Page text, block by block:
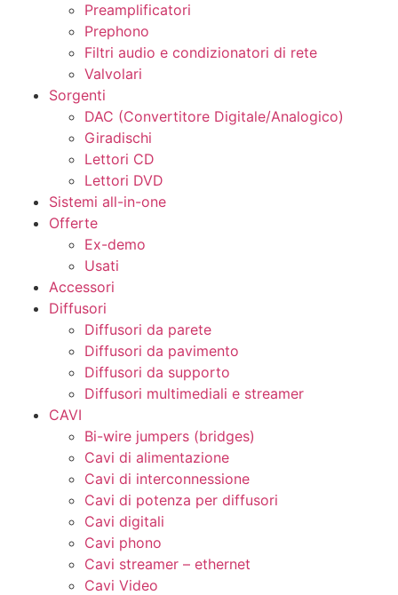
Preamplificatori
Prephono
Filtri audio e condizionatori di rete
Valvolari
Sorgenti
DAC (Convertitore Digitale/Analogico)
Giradischi
Lettori CD
Lettori DVD
Sistemi all-in-one
Offerte
Ex-demo
Usati
Accessori
Diffusori
Diffusori da parete
Diffusori da pavimento
Diffusori da supporto
Diffusori multimediali e streamer
CAVI
Bi-wire jumpers (bridges)
Cavi di alimentazione
Cavi di interconnessione
Cavi di potenza per diffusori
Cavi digitali
Cavi phono
Cavi streamer – ethernet
Cavi Video